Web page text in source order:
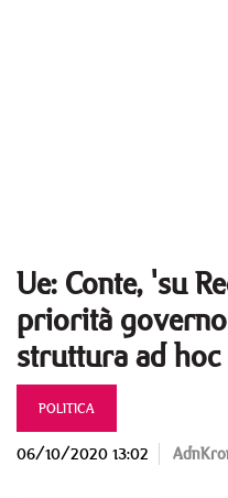
Ue: Conte, 'su
priorità
struttura ad
POLITICA
06/10/2020 13:02